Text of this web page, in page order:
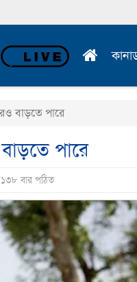
বাড়তে পারে
পারে
বার পঠিত